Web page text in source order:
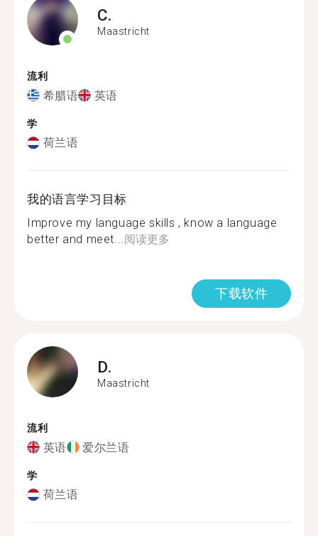
C.
Maastricht
流利
希腊语 英语
学
荷兰语
我的语言学习目标
Improve my language skills , know a language
better and meet...阅读更多
下载软件
D.
Maastricht
流利
英语 爱尔兰语
学
荷兰语